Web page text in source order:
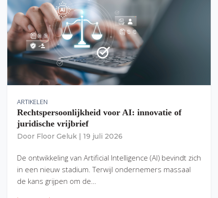
ARTIKELEN
Rechtspersoonlijkheid voor AI: innovatie of
juridische vrijbrief
Door Floor Geluk 19 juli 2026
De ontwikkeling van Artificial Intelligence (AI) bevindt zich
in een nieuw stadium. Terwijl ondernemers massaal
de kans grijpen om de…